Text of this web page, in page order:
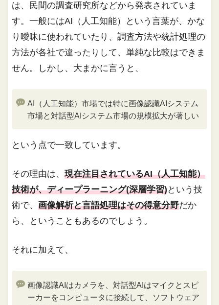
は、民間の調査研究所などから発表されていま
す。一般にはAI（人工知能）という言葉が、かな
り曖昧に使われていたり、調査方法や統計処理の
方法が各社で違ったりして、単純な比較はできま
せん。しかし、大まかに言うと、
AI（人工知能）市場では特に画像認識AIシステム
市場と対話型AIシステム市場の規模拡大が著しい
という点で一致しています。
その理由は、現在注目されているAI（人工知能）
技術が、ディープラーニング(深層学習)という技
術で、画像解析と言語処理はその得意分野だか
ら、ということもあるのでしょう。
それに加えて、
画像認識AIはカメラを、対話型AIはマイクとスピ
ーカーをコンピュータに接続して、ソフトウェア